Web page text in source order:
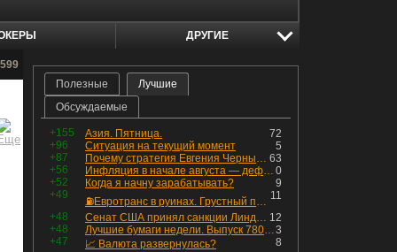
ДРУГИЕ
Полезные
Лучшие
Обсуждаемые
+155 72
Азия. Пятница.
+96
5
Ситуация на текущий момент
+87
63
Почему стратегия Евгения Черных приведет вас к убыткам в 2026 году
+56
0
Инфляция в начале августа — дефляция из-за топлива и плодоовощной корзины, но услуги продолжают дорожать, а рубль начал ослабевать.
+52
9
Когда я начну зарабатывать?
+49
11
⛽️Евротранс в руинах. Грустный пост😶😞 Что изменилось в облигациях?
+48
12
Сенат США принял санкции Линдси Грэма против России
+48
3
Лучшие бумаги недели. Выпуск 780 – обновления для пятницы
+47
8
📈 Валюта развернулась?